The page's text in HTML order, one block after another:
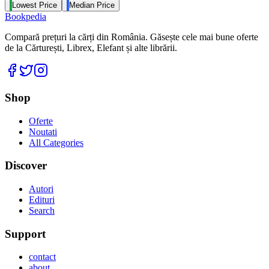
Lowest Price Median Price
Bookpedia
Compară prețuri la cărți din România. Găsește cele mai bune oferte
de la Cărturești, Librex, Elefant și alte librării.
Facebook
Twitter
Shop
Oferte
Noutati
All Categories
Discover
Autori
Edituri
Search
Support
contact